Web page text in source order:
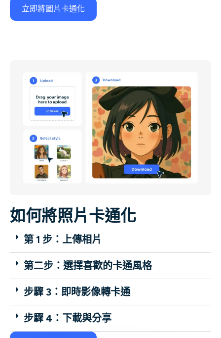
立即將圖片卡通化
如何將照片卡通化
第 1 步：上傳相片
第二步：選擇喜歡的卡通風格
步驟 3：即時影像轉卡通
步驟 4：下載與分享